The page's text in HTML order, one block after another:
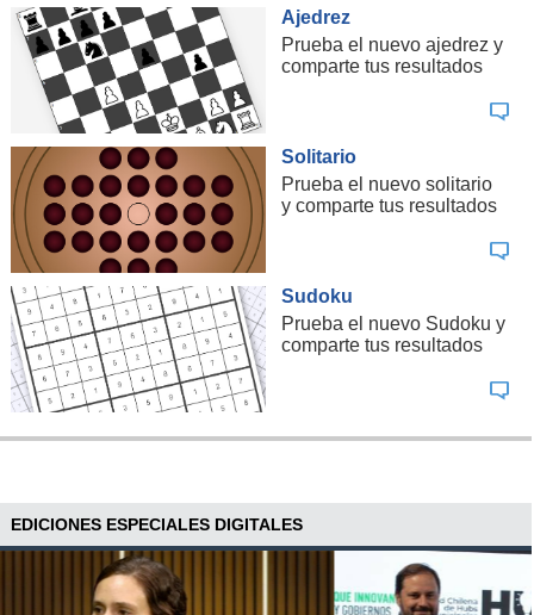
Ajedrez
Prueba el nuevo ajedrez y
comparte tus resultados
Solitario
Prueba el nuevo solitario
y comparte tus resultados
Sudoku
Prueba el nuevo Sudoku y
comparte tus resultados
EDICIONES ESPECIALES DIGITALES